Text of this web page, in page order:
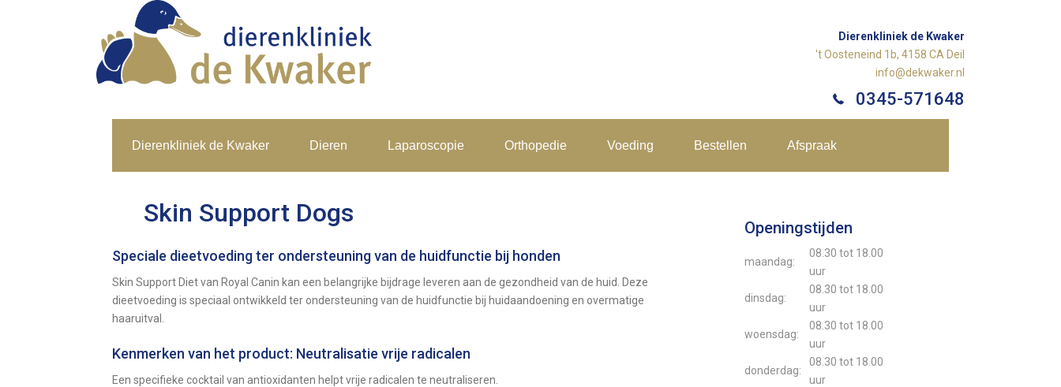
Dierenkliniek de Kwaker
't Oosteneind 1b, 4158 CA Deil
info@dekwaker.nl
0345-571648
Dierenkliniek de Kwaker Dieren Laparoscopie Orthopedie Voeding Bestellen Afspraak
Skin Support Dogs
Speciale dieetvoeding ter ondersteuning van de huidfunctie bij honden
Skin Support Diet van Royal Canin kan een belangrijke bijdrage leveren aan de gezondheid van de huid. Deze
dieetvoeding is speciaal ontwikkeld ter ondersteuning van de huidfunctie bij huidaandoening en overmatige
haaruitval.
Kenmerken van het product: Neutralisatie vrije radicalen
Een specifieke cocktail van antioxidanten helpt vrije radicalen te neutraliseren.
Openingstijden
maandag:
08.30 tot 18.00
uur
dinsdag:
08.30 tot 18.00
uur
woensdag:
08.30 tot 18.00
uur
donderdag:
08.30 tot 18.00
uur